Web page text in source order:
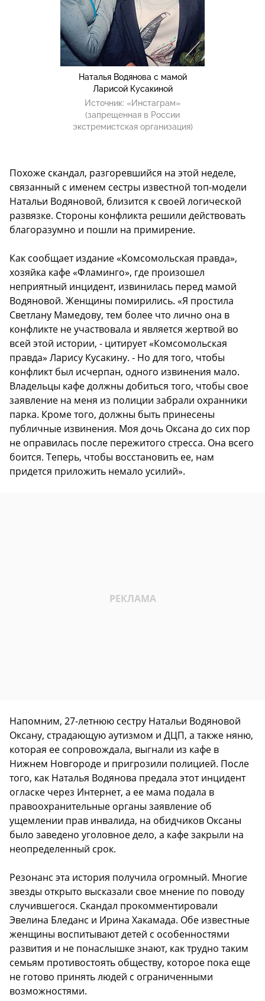
Наталья Водянова с мамой
Ларисой Кусакиной
Источник: «Инстаграм»
(запрещенная в России
экстремистская организация)
Похоже скандал, разгоревшийся на этой неделе,
связанный с именем сестры известной топ-модели
Натальи Водяновой, близится к своей логической
развязке. Стороны конфликта решили действовать
благоразумно и пошли на примирение.
Как сообщает издание «Комсомольская правда»,
хозяйка кафе «Фламинго», где произошел
неприятный инцидент, извинилась перед мамой
Водяновой. Женщины помирились. «Я простила
Светлану Мамедову, тем более что лично она в
конфликте не участвовала и является жертвой во
всей этой истории, - цитирует «Комсомольская
правда» Ларису Кусакину. - Но для того, чтобы
конфликт был исчерпан, одного извинения мало.
Владельцы кафе должны добиться того, чтобы свое
заявление на меня из полиции забрали охранники
парка. Кроме того, должны быть принесены
публичные извинения. Моя дочь Оксана до сих пор
не оправилась после пережитого стресса. Она всего
боится. Теперь, чтобы восстановить ее, нам
придется приложить немало усилий».
Напомним, 27-летнюю сестру Натальи Водяновой
Оксану, страдающую аутизмом и ДЦП, а также няню,
которая ее сопровождала, выгнали из кафе в
Нижнем Новгороде и пригрозили полицией. После
того, как Наталья Водянова предала этот инцидент
огласке через Интернет, а ее мама подала в
правоохранительные органы заявление об
ущемлении прав инвалида, на обидчиков Оксаны
было заведено уголовное дело, а кафе закрыли на
неопределенный срок.
Резонанс эта история получила огромный. Многие
звезды открыто высказали свое мнение по поводу
случившегося. Скандал прокомментировали
Эвелина Бледанс и Ирина Хакамада. Обе известные
женщины воспитывают детей с особенностями
развития и не понаслышке знают, как трудно таким
семьям противостоять обществу, которое пока еще
не готово принять людей с ограниченными
возможностями.